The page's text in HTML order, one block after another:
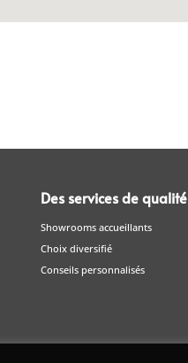
Des services de qualité
Showrooms accueillants
Choix diversifié
Conseils personnalisés